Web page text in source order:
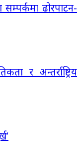
ढोरपाटन-
र अन्तर्राष्ट्रिय